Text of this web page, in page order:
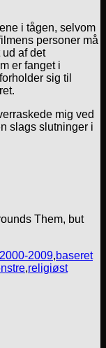
i tågen, selvom
personer må
ud af det
er fanget i
sig til
mig ved
slags slutninger i
Them, but
2000-2009,baseret
,religiøst